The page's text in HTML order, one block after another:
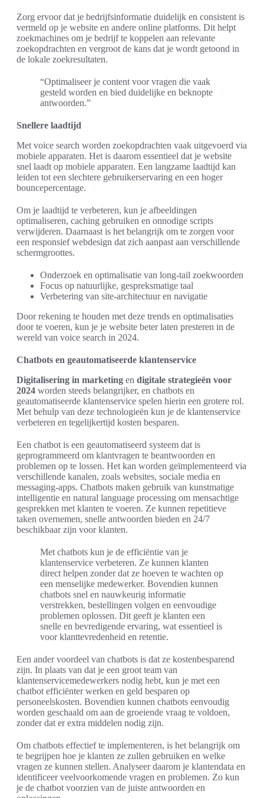
Zorg ervoor dat je bedrijfsinformatie duidelijk en consistent is
vermeld op je website en andere online platforms. Dit helpt
zoekmachines om je bedrijf te koppelen aan relevante
zoekopdrachten en vergroot de kans dat je wordt getoond in
de lokale zoekresultaten.
“Optimaliseer je content voor vragen die vaak
gesteld worden en bied duidelijke en beknopte
antwoorden.”
Snellere laadtijd
Met voice search worden zoekopdrachten vaak uitgevoerd via
mobiele apparaten. Het is daarom essentieel dat je website
snel laadt op mobiele apparaten. Een langzame laadtijd kan
leiden tot een slechtere gebruikerservaring en een hoger
bouncepercentage.
Om je laadtijd te verbeteren, kun je afbeeldingen
optimaliseren, caching gebruiken en onnodige scripts
verwijderen. Daarnaast is het belangrijk om te zorgen voor
een responsief webdesign dat zich aanpast aan verschillende
schermgroottes.
Onderzoek en optimalisatie van long-tail zoekwoorden
Focus op natuurlijke, gespreksmatige taal
Verbetering van site-architectuur en navigatie
Door rekening te houden met deze trends en optimalisaties
door te voeren, kun je je website beter laten presteren in de
wereld van voice search in 2024.
Chatbots en geautomatiseerde klantenservice
Digitalisering in marketing en digitale strategieën voor
2024 worden steeds belangrijker, en chatbots en
geautomatiseerde klantenservice spelen hierin een grotere rol.
Met behulp van deze technologieën kun je de klantenservice
verbeteren en tegelijkertijd kosten besparen.
Een chatbot is een geautomatiseerd systeem dat is
geprogrammeerd om klantvragen te beantwoorden en
problemen op te lossen. Het kan worden geïmplementeerd via
verschillende kanalen, zoals websites, sociale media en
messaging-apps. Chatbots maken gebruik van kunstmatige
intelligentie en natural language processing om mensachtige
gesprekken met klanten te voeren. Ze kunnen repetitieve
taken overnemen, snelle antwoorden bieden en 24/7
beschikbaar zijn voor klanten.
Met chatbots kun je de efficiëntie van je
klantenservice verbeteren. Ze kunnen klanten
direct helpen zonder dat ze hoeven te wachten op
een menselijke medewerker. Bovendien kunnen
chatbots snel en nauwkeurig informatie
verstrekken, bestellingen volgen en eenvoudige
problemen oplossen. Dit geeft je klanten een
snelle en bevredigende ervaring, wat essentieel is
voor klanttevredenheid en retentie.
Een ander voordeel van chatbots is dat ze kostenbesparend
zijn. In plaats van dat je een groot team van
klantenservicemedewerkers nodig hebt, kun je met een
chatbot efficiënter werken en geld besparen op
personeelskosten. Bovendien kunnen chatbots eenvoudig
worden geschaald om aan de groeiende vraag te voldoen,
zonder dat er extra middelen nodig zijn.
Om chatbots effectief te implementeren, is het belangrijk om
te begrijpen hoe je klanten ze zullen gebruiken en welke
vragen ze kunnen stellen. Analyseer daarom je klantendata en
identificeer veelvoorkomende vragen en problemen. Zo kun
je de chatbot voorzien van de juiste antwoorden en